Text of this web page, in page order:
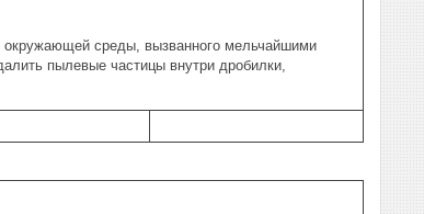
окружающей среды, вызванного мельчайшими
пылевые частицы внутри дробилки,